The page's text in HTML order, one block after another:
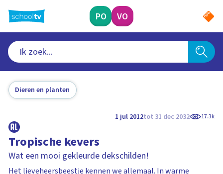
naar
hoofdinhoud
PO VO
Dieren en planten
1 jul 2012tot 31 dec 2032 17.3k
Tropische kevers
Wat een mooi gekleurde dekschilden!
Het lieveheersbeestje kennen we allemaal. In warme